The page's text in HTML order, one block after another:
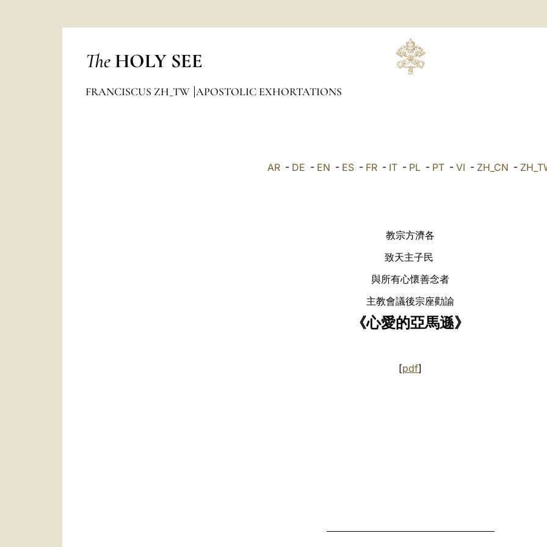
The HOLY SEE
FRANCISCUS ZH_TW APOSTOLIC EXHORTATIONS
AR - DE - EN - ES - FR - IT - PL - PT - VI - ZH_CN -
教宗⽅濟各
致天主⼦⺠
與所有⼼懷善念者
主教會議後宗座勸諭
《⼼愛的亞⾺遜》
[pdf]